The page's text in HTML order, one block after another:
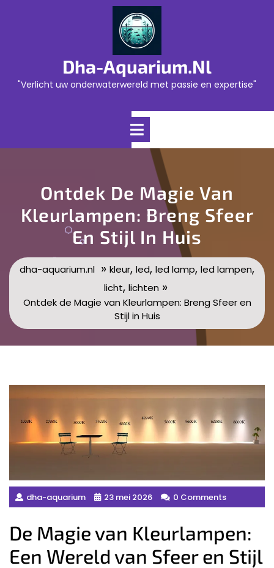
Dha-Aquarium.nl
"Verlicht uw onderwaterwereld met passie en expertise"
Open
Ontdek De Magie Van
Kleurlampen: Breng Sfeer
En Stijl In Huis
dha-aquarium.nl » kleur, led, led lamp, led lampen,
licht, lichten »
Ontdek de Magie van Kleurlampen: Breng Sfeer en
Stijl in Huis
dha-aquarium 23 mei 2026 0 Comments
De Magie van Kleurlampen:
Een Wereld van Sfeer en Stijl